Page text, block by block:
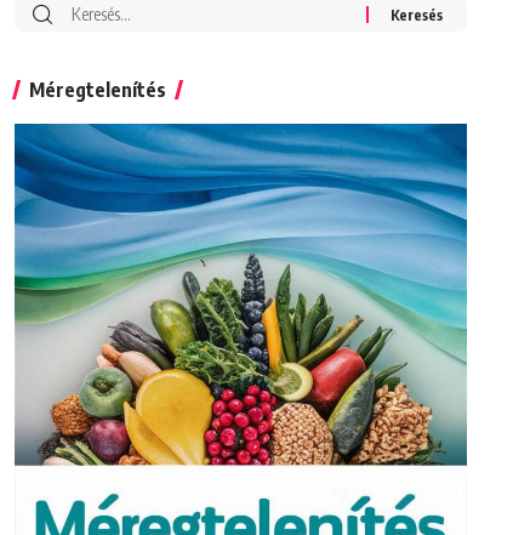
Search
Méregtelenítés